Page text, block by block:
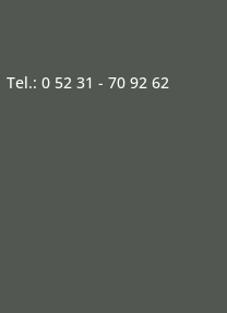
Tel.: 0 52 31 - 70 92 62